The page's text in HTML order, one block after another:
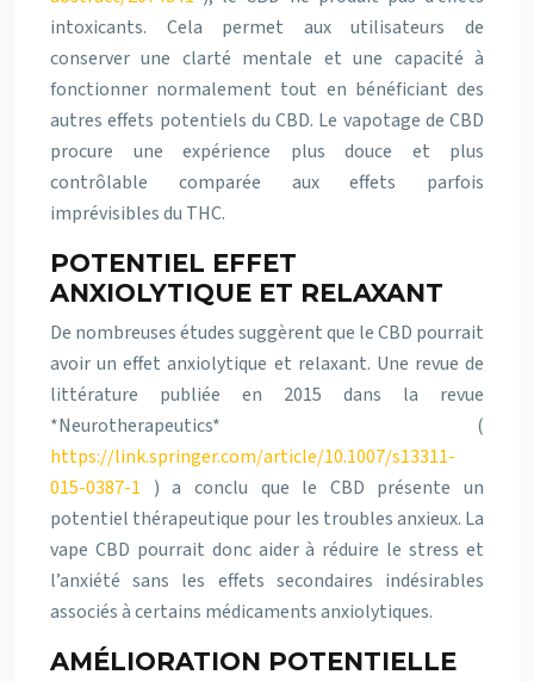
intoxicants. Cela permet aux utilisateurs de
conserver une clarté mentale et une capacité à
fonctionner normalement tout en bénéficiant des
autres effets potentiels du CBD. Le vapotage de CBD
procure une expérience plus douce et plus
contrôlable comparée aux effets parfois
imprévisibles du THC.
POTENTIEL EFFET
ANXIOLYTIQUE ET RELAXANT
De nombreuses études suggèrent que le CBD pourrait
avoir un effet anxiolytique et relaxant. Une revue de
littérature publiée en 2015 dans la revue
*Neurotherapeutics* (
https://link.springer.com/article/10.1007/s13311-
015-0387-1 ) a conclu que le CBD présente un
potentiel thérapeutique pour les troubles anxieux. La
vape CBD pourrait donc aider à réduire le stress et
l’anxiété sans les effets secondaires indésirables
associés à certains médicaments anxiolytiques.
AMÉLIORATION POTENTIELLE